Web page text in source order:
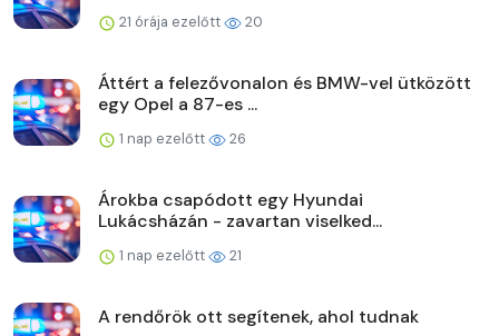
21 órája ezelőtt 20
Áttért a felezővonalon és BMW-vel ütközött
egy Opel a 87-es ...
1 nap ezelőtt 26
Árokba csapódott egy Hyundai
Lukácsházán - zavartan viselked...
1 nap ezelőtt 21
A rendőrök ott segítenek, ahol tudnak